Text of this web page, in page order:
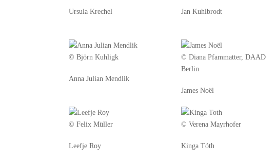
Ursula Krechel Jan Kuhlbrodt
© Björn Kuhligk
Anna Julian Mendlik
© Diana Pfammatter, DAAD
Berlin
James Noël
© Felix Müller
Leefje Roy
© Verena Mayrhofer
Kinga Tóth